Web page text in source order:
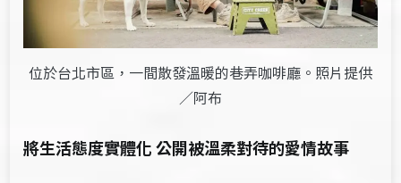
位於台北市區，一間散發溫暖的巷弄咖啡廳。照片提供
／阿布
將生活態度實體化 公開被溫柔對待的愛情故事